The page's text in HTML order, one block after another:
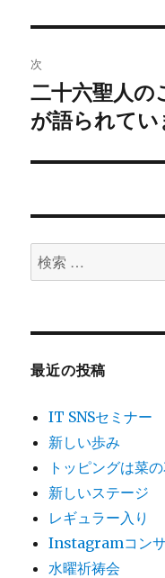
ビ
ゲ
ー
シ
ン
の
投
稿:
次
次
の
稿:
二十六聖人
が語られて
検
索
象:
最近の投稿
IT SNSセミナー
新しい歩み
トッピングは菜
新しいステージ
レギュラー入り
Instagramコン
水曜祈祷会